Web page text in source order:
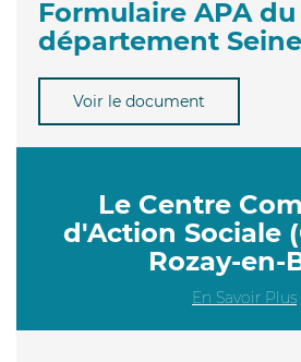
Formulaire APA du
département
Voir le document
Le Centre
d'Action Sociale
Rozay-en-
En Savoir Plus